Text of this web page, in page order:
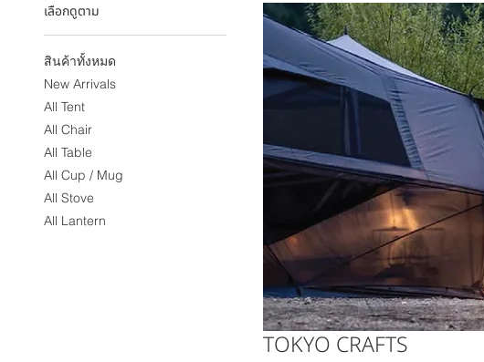
เลือกดูตาม
สินค้าทั้งหมด
New Arrivals
All Tent
All Chair
All Table
All Cup / Mug
All Stove
All Lantern
TOKYO CRAFTS